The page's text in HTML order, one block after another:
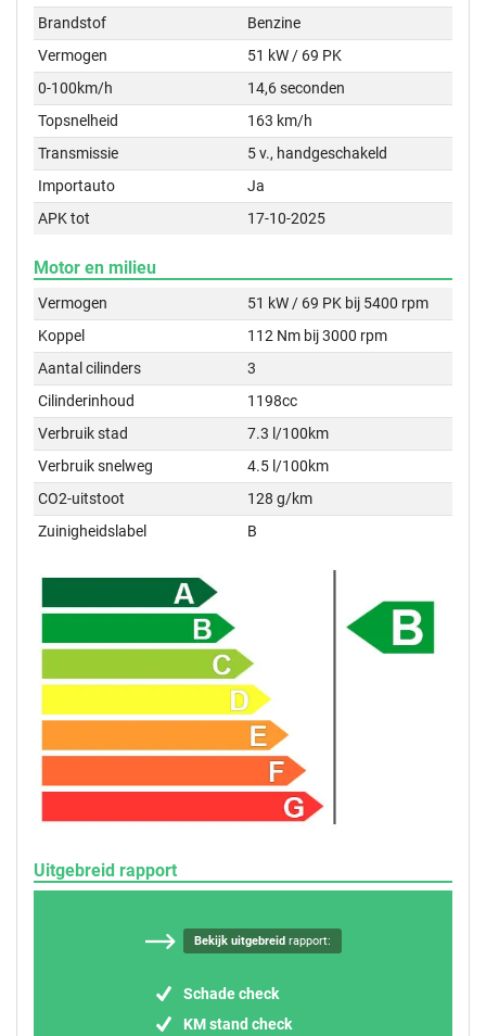
Brandstof
Benzine
Vermogen
51 kW / 69 PK
0-100km/h
14,6 seconden
Topsnelheid
163 km/h
Transmissie
5 v., handgeschakeld
Importauto
Ja
APK tot
17-10-2025
Motor en milieu
Vermogen
51 kW / 69 PK bij 5400 rpm
Koppel
112 Nm bij 3000 rpm
Aantal cilinders
3
Cilinderinhoud
1198cc
Verbruik stad
7.3 l/100km
Verbruik snelweg
4.5 l/100km
CO2-uitstoot
128 g/km
Zuinigheidslabel
B
Uitgebreid rapport
Bekijk uitgebreidrapport:
Schade check
KM stand check